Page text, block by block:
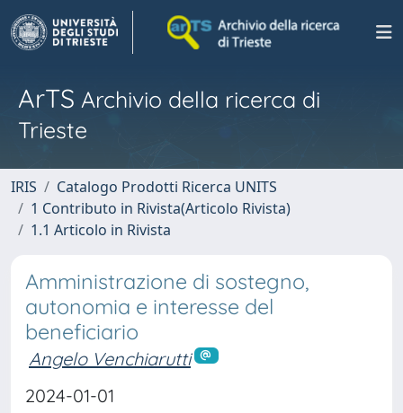
ArTS Archivio della ricerca di
Trieste
IRIS
Catalogo Prodotti Ricerca UNITS
1 Contributo in Rivista(Articolo Rivista)
1.1 Articolo in Rivista
Amministrazione di sostegno,
autonomia e interesse del
beneficiario
Angelo Venchiarutti
2024-01-01